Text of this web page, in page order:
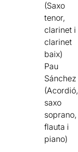
(Saxo
tenor,
clarinet i
clarinet
baix)
Pau
Sánchez
(Acordió,
saxo
soprano,
flauta i
piano)